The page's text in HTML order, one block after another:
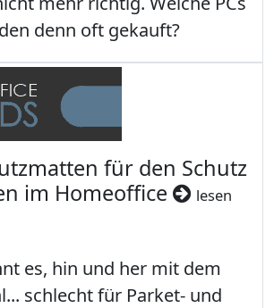
denn oft gekauft?
für den Schutz
im Homeoffice
lesen
es, hin und her mit dem
schlecht für Parket- und